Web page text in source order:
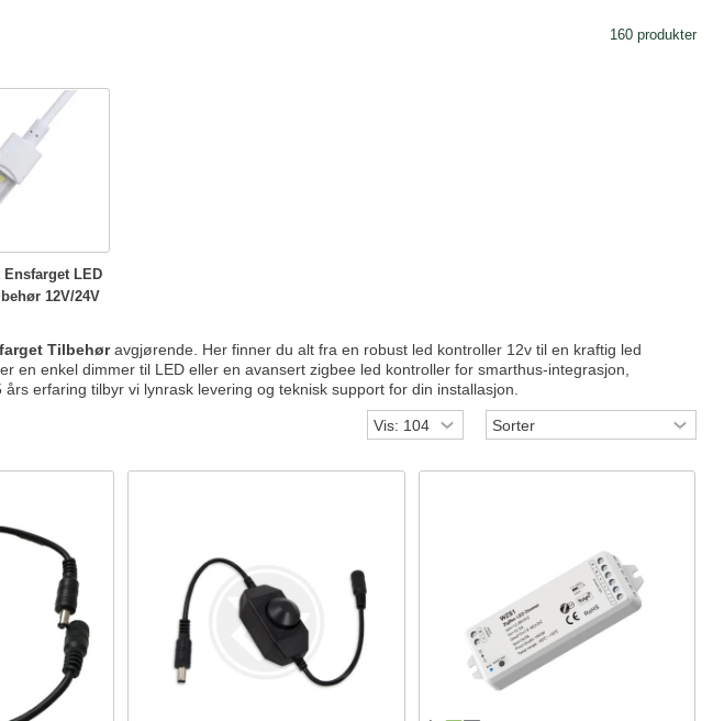
160 produkter
Ensfarget LED
12V/24V
Tilbehøravgjørende. Her finner du alt fra en robust led kontroller 12v til en kraftig led
en enkel dimmer til LED eller en avansert zigbee led kontroller for smarthus-integrasjon,
erfaring tilbyr vi lynrask levering og teknisk support for din installasjon.